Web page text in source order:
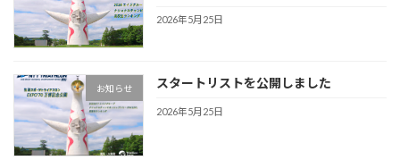
2026年5月25日
お知らせ スタートリストを公開しました
2026年5月25日